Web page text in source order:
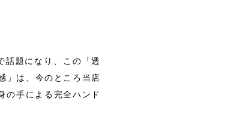
題になり、この「透
」は、今のところ当店
手による完全ハンド